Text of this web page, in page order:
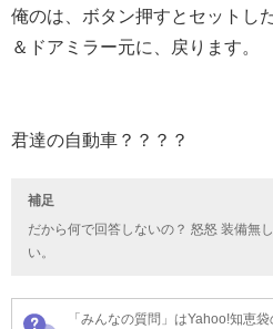
俺のは、ボタン押すとセットし
＆ドアミラー元に、戻ります。
君達の自動車？？？？
補足
だから何で回答しないの？ 怒怒 装備無
い。
「みんなの質問」はYahoo!知恵